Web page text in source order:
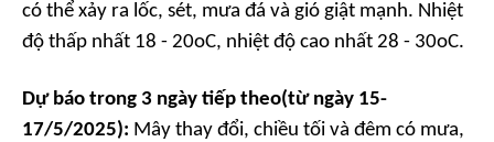
có thể xảy ra lốc, sét, mưa đá và gió giật mạnh. Nhiệt
độ thấp nhất 18 - 20oC, nhiệt độ cao nhất 28 - 30oC.
Dự báo trong 3 ngày tiếp theo(từ ngày 15-
17/5/2025): Mây thay đổi, chiều tối và đêm có mưa,